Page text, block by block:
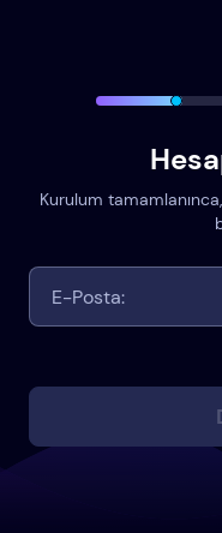
Kurulum